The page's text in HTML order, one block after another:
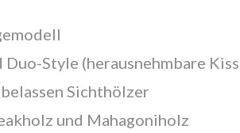
Style (herausnehmbare
Sichthölzer
und Mahagoniholz